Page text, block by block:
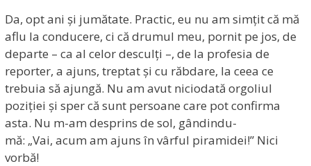
Da, opt ani și jumătate. Practic, eu nu am simțit că mă
aflu la conducere, ci că drumul meu, pornit pe jos, de
departe – ca al celor desculți –, de la profesia de
reporter, a ajuns, treptat și cu răbdare, la ceea ce
trebuia să ajungă. Nu am avut niciodată orgoliul
poziției și sper că sunt persoane care pot confirma
asta. Nu m-am desprins de sol, gândindu-
mă: „Vai, acum am ajuns în vârful piramidei!” Nici
vorbă!